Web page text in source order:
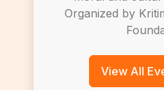
Organized by
View All